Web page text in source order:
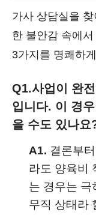
가사 상담실을
한 불안감 속에
3가지를 명쾌하
Q1.사업이 완
입니다. 이 경
을 수도 있나요
A1. 결론부
라도 양육비
는 경우는 극
무직 상태라